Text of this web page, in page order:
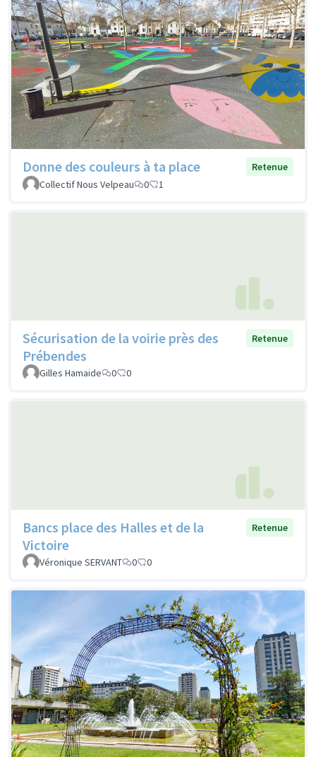
Donne des couleurs à ta place
Retenue
Collectif Nous Velpeau
0 1
Sécurisation de la voirie près des
Prébendes
Retenue
Gilles Hamaide 0 0
Bancs place des Halles et de la
Victoire
Retenue
Véronique SERVANT 0 0